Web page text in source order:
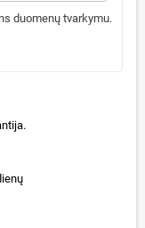
duomenų tvarkymu.